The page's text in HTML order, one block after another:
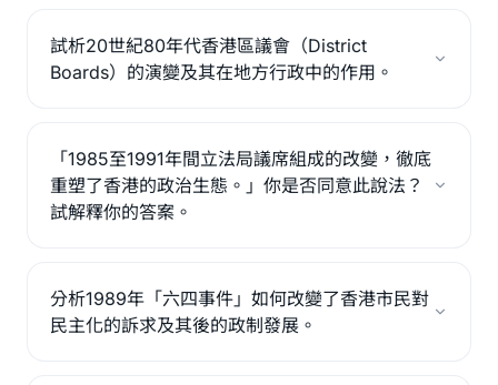
試析20世紀80年代香港區議會（District
Boards）的演變及其在地方行政中的作用。
「1985至1991年間立法局議席組成的改變，徹底
重塑了香港的政治生態。」你是否同意此說法？
試解釋你的答案。
分析1989年「六四事件」如何改變了香港市民對
民主化的訴求及其後的政制發展。